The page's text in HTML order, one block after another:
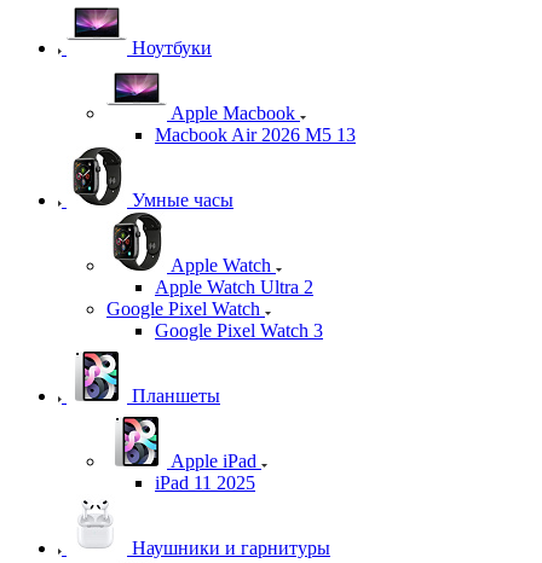
Ноутбуки
Apple Macbook
Macbook Air 2026 M5 13
Умные часы
Apple Watch
Apple Watch Ultra 2
Google Pixel Watch
Google Pixel Watch 3
Планшеты
Apple iPad
iPad 11 2025
Наушники и гарнитуры